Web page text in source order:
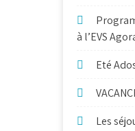
à l’EVS
Eté
Les